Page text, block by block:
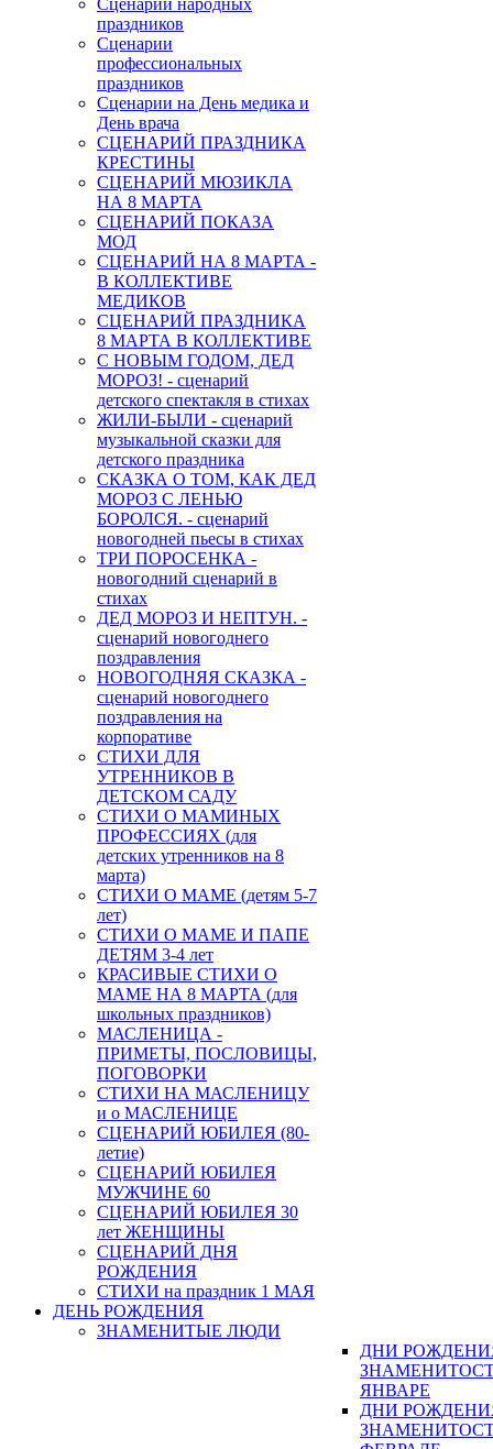
праздников
Сценарии
профессиональных
праздников
Сценарии на День медика и
День врача
СЦЕНАРИЙ ПРАЗДНИКА
КРЕСТИНЫ
СЦЕНАРИЙ МЮЗИКЛА
НА 8 МАРТА
СЦЕНАРИЙ ПОКАЗА
МОД
СЦЕНАРИЙ НА 8 МАРТА -
В КОЛЛЕКТИВЕ
МЕДИКОВ
СЦЕНАРИЙ ПРАЗДНИКА
8 МАРТА В КОЛЛЕКТИВЕ
С НОВЫМ ГОДОМ, ДЕД
МОРОЗ! - сценарий
детского спектакля в стихах
ЖИЛИ-БЫЛИ - сценарий
музыкальной сказки для
детского праздника
СКАЗКА О ТОМ, КАК ДЕД
МОРОЗ С ЛЕНЬЮ
БОРОЛСЯ. - сценарий
новогодней пьесы в стихах
ТРИ ПОРОСЕНКА -
новогодний сценарий в
стихах
ДЕД МОРОЗ И НЕПТУН. -
сценарий новогоднего
поздравления
НОВОГОДНЯЯ СКАЗКА -
сценарий новогоднего
поздравления на
корпоративе
СТИХИ ДЛЯ
УТРЕННИКОВ В
ДЕТСКОМ САДУ
СТИХИ О МАМИНЫХ
ПРОФЕССИЯХ (для
детских утренников на 8
марта)
СТИХИ О МАМЕ (детям 5-7
лет)
СТИХИ О МАМЕ И ПАПЕ
ДЕТЯМ 3-4 лет
КРАСИВЫЕ СТИХИ О
МАМЕ НА 8 МАРТА (для
школьных праздников)
МАСЛЕНИЦА -
ПРИМЕТЫ, ПОСЛОВИЦЫ,
ПОГОВОРКИ
СТИХИ НА МАСЛЕНИЦУ
и о МАСЛЕНИЦЕ
СЦЕНАРИЙ ЮБИЛЕЯ (80-
летие)
СЦЕНАРИЙ ЮБИЛЕЯ
МУЖЧИНЕ 60
СЦЕНАРИЙ ЮБИЛЕЯ 30
лет ЖЕНЩИНЫ
СЦЕНАРИЙ ДНЯ
РОЖДЕНИЯ
СТИХИ на праздник 1 МАЯ
ДЕНЬ РОЖДЕНИЯ
ЗНАМЕНИТЫЕ ЛЮДИ
ДНИ
ЯНВАРЕ
ДНИ